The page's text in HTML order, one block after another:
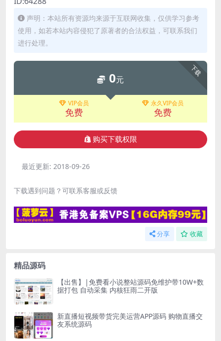
声明：本站所有资源均来源于互联网收集，仅供学习参考
使用，如若本站内容侵犯了原著者的合法权益，可联系我们
进行处理。
下载
0元
VIP会员
免费
永久VIP会员
免费
购买下载权限
最近更新: 2018-09-26
下载遇到问题？可联系客服或反馈
分享 收藏
精品源码
【出售】|免费看小说整站源码免维护带10W+数
据打包 自动采集 内核狂雨二开版
新直播短视频带货完美运营APP源码 购物直播交
友系统源码